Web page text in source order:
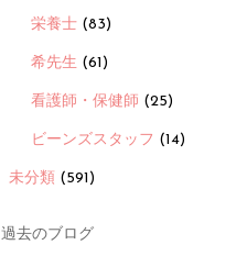
栄養士 (83)
希先生 (61)
看護師・保健師 (25)
ビーンズスタッフ (14)
未分類 (591)
過去のブログ